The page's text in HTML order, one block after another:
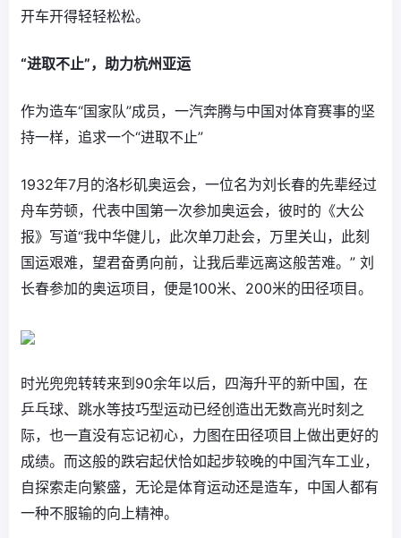
开车开得轻轻松松。
“进取不止”，助力杭州亚运
作为造车“国家队”成员，一汽奔腾与中国对体育赛事的坚
持一样，追求一个“进取不止”
1932年7月的洛杉矶奥运会，一位名为刘长春的先辈经过
舟车劳顿，代表中国第一次参加奥运会，彼时的《大公
报》写道“我中华健儿，此次单刀赴会，万里关山，此刻
国运艰难，望君奋勇向前，让我后辈远离这般苦难。” 刘
长春参加的奥运项目，便是100米、200米的田径项目。
时光兜兜转转来到90余年以后，四海升平的新中国，在
乒乓球、跳水等技巧型运动已经创造出无数高光时刻之
际，也一直没有忘记初心，力图在田径项目上做出更好的
成绩。而这般的跌宕起伏恰如起步较晚的中国汽车工业，
自探索走向繁盛，无论是体育运动还是造车，中国人都有
一种不服输的向上精神。